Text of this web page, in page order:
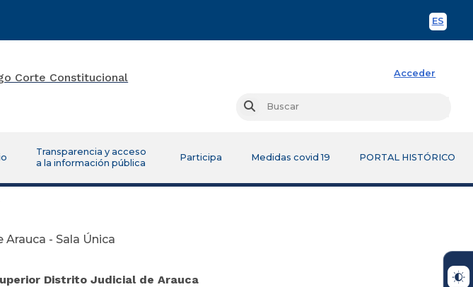
ES
Acceder
Buscar
Transparencia y acceso
a la información pública
Participa Medidas covid 19 PORTAL HISTÓRICO
- Sala Única
Distrito Judicial de Arauca